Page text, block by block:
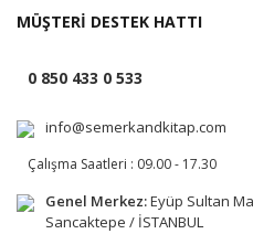
MÜŞTERİ DESTEK HATTI
0 850 433 0 533
info@semerkandkitap.com
Çalışma Saatleri : 09.00 - 17.30
Genel Merkez:Eyüp Sultan
Sancaktepe / İSTANBUL